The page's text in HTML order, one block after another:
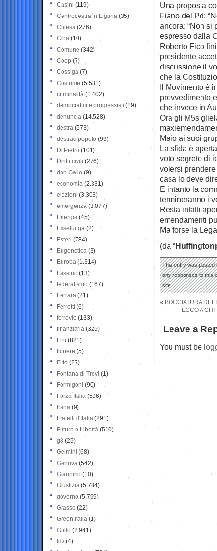
Una proposta
Fiano del Pd:
ancora: “Non si
espresso dalla
Roberto Fico
presidente
discussione il
che la
Il Movimento è
provvedimento
che invece in
Ora gli M5s
Maio ai suoi
La sfida è
voto segreto di
volersi
casa lo deve
E intanto la
termineranno i
Resta infatti
emendamenti
Ma forse la
(da “
This entry was posted
any responses to this
site.
« BOCCIATURA
ECCO A
Leave a
You must be
Casini (119)
Centrodestra in Liguria (35)
Chiesa (276)
Cina (10)
Comune (342)
Coop (7)
Cossiga (7)
Costume (5.581)
criminalità (1.402)
democratici e progressisti (19)
denuncia (14.528)
destra (573)
destradipopolo (99)
Di Pietro (101)
Diritti civili (276)
don Gallo (9)
economia (2.331)
elezioni (3.303)
emergenza (3.077)
Energia (45)
Esselunga (2)
Esteri (784)
Eugenetica (3)
Europa (1.314)
Fassino (13)
federalismo (167)
Ferrara (21)
Ferretti (6)
ferrovie (133)
finanziaria (325)
Fini (821)
fioriere (5)
Fitto (27)
Fontana di Trevi (1)
Formigoni (90)
Forza Italia (596)
frana (9)
Fratelli d'Italia (291)
Futuro e Libertà (510)
g8 (25)
Gelmini (68)
Genova (542)
Giannino (10)
Giustizia (5.784)
governo (5.799)
Grasso (22)
Green Italia (1)
Grillo (2.941)
Idv (4)